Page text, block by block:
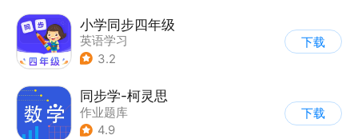
小学同步四年级
英语学习
3.2
下载
同步学-柯灵思
作业题库
4.9
下载